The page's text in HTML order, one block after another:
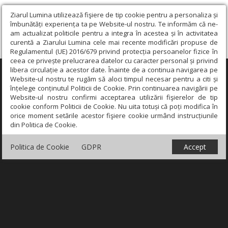
Ziarul Lumina utilizează fişiere de tip cookie pentru a personaliza și
îmbunătăți experiența ta pe Website-ul nostru. Te informăm că ne-
am actualizat politicile pentru a integra în acestea și în activitatea
curentă a Ziarului Lumina cele mai recente modificări propuse de
Regulamentul (UE) 2016/679 privind protecția persoanelor fizice în
ceea ce privește prelucrarea datelor cu caracter personal și privind
libera circulație a acestor date. Înainte de a continua navigarea pe
Website-ul nostru te rugăm să aloci timpul necesar pentru a citi și
înțelege conținutul Politicii de Cookie. Prin continuarea navigării pe
Website-ul nostru confirmi acceptarea utilizării fişierelor de tip
cookie conform Politicii de Cookie. Nu uita totuși că poți modifica în
orice moment setările acestor fişiere cookie urmând instrucțiunile
din Politica de Cookie.
Politica de Cookie GDPR Accept
×